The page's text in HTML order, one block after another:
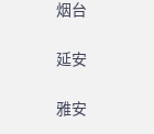
烟台
延安
雅安